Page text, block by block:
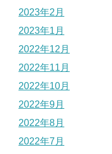
2023年2月
2023年1月
2022年12月
2022年11月
2022年10月
2022年9月
2022年8月
2022年7月